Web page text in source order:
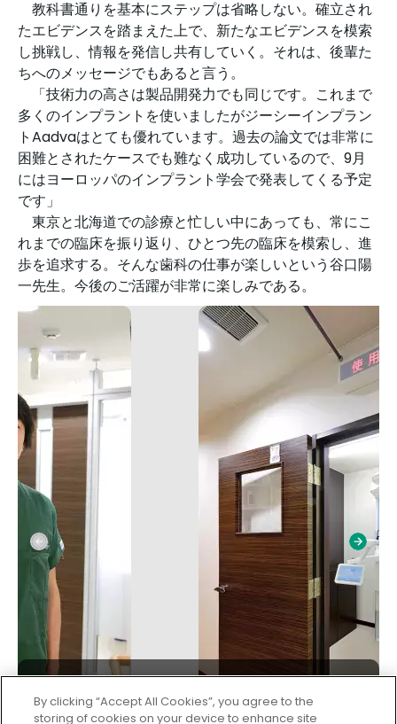
教科書通りを基本にステップは省略しない。確立され
たエビデンスを踏まえた上で、新たなエビデンスを模索
し挑戦し、情報を発信し共有していく。それは、後輩た
ちへのメッセージでもあると言う。
「技術力の高さは製品開発力でも同じです。これまで
多くのインプラントを使いましたがジーシーインプラン
トAadvaはとても優れています。過去の論文では非常に
困難とされたケースでも難なく成功しているので、9月
にはヨーロッパのインプラント学会で発表してくる予定
です」
東京と北海道での診療と忙しい中にあっても、常にこ
れまでの臨床を振り返り、ひとつ先の臨床を模索し、進
歩を追求する。そんな歯科の仕事が楽しいという谷口陽
一先生。今後のご活躍が非常に楽しみである。
By clicking “Accept All Cookies”, you agree to the
storing of cookies on your device to enhance site